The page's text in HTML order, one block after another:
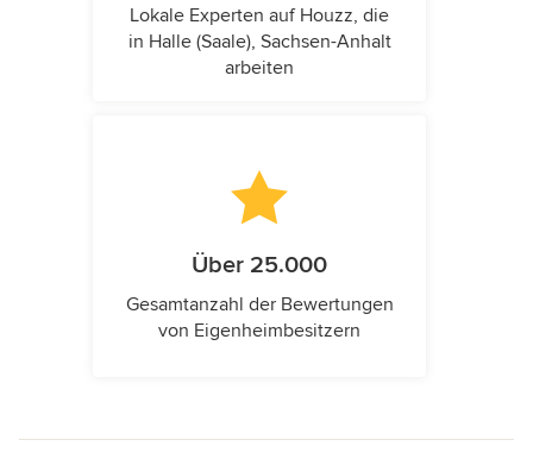
Lokale Experten auf Houzz, die
in Halle (Saale), Sachsen-Anhalt
arbeiten
Über 25.000
Gesamtanzahl der Bewertungen
von Eigenheimbesitzern